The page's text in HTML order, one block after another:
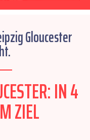
Gloucester
IN 4
ZIEL